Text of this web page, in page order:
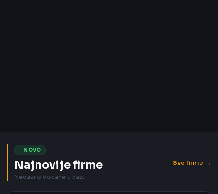
NOVO
Najnovije firme
Nedavno dodane u bazu
Sve firme →